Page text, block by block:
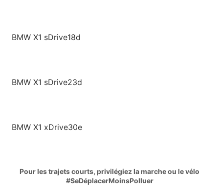
BMW X1 sDrive18d
BMW X1 sDrive23d
BMW X1 xDrive30e
Pour les trajets courts, privilégiez la marche ou le vélo
#SeDéplacerMoinsPolluer